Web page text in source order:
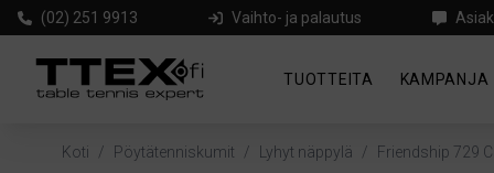
(02) 251 9913 Vaihto- ja palautus
TUOTTEITA KAMPANJA
Koti / Pöytätenniskumit / Lyhyt näppylä / Friendship 729